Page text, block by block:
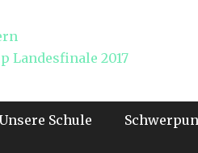
Landesfinale 2017
Unsere Schule